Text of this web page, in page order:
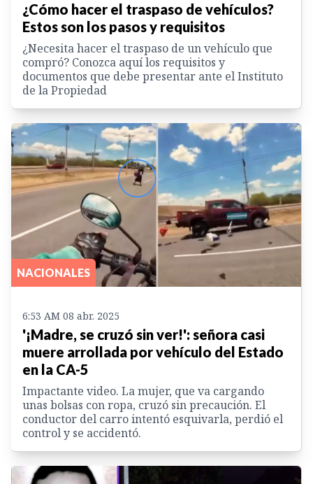
¿Cómo hacer el traspaso de vehículos?
Estos son los pasos y requisitos
¿Necesita hacer el traspaso de un vehículo que
compró? Conozca aquí los requisitos y
documentos que debe presentar ante el Instituto
de la Propiedad
NACIONALES
6:53 AM 08 abr. 2025
'¡Madre, se cruzó sin ver!': señora casi
muere arrollada por vehículo del Estado
en la CA-5
Impactante video. La mujer, que va cargando
unas bolsas con ropa, cruzó sin precaución. El
conductor del carro intentó esquivarla, perdió el
control y se accidentó.